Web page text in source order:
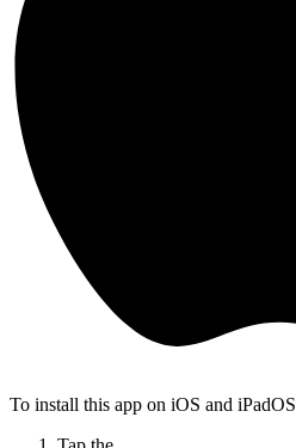
To install this app on iOS and iPadOS